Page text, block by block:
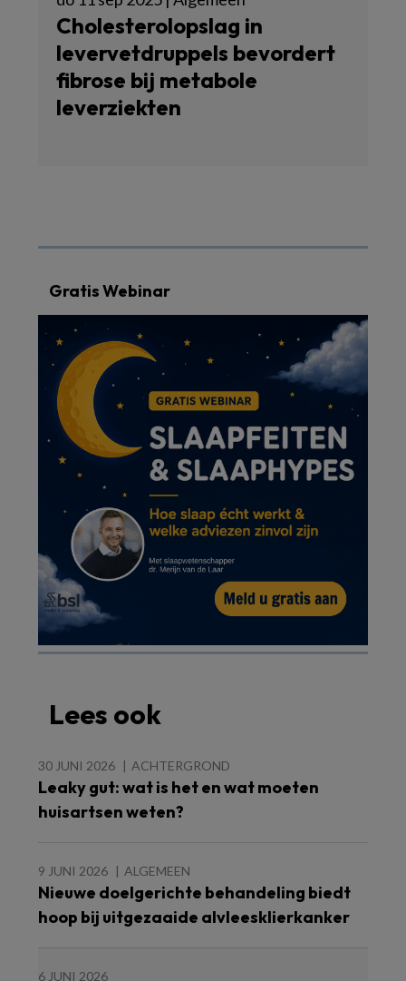
Cholesterolopslag in
levervetdruppels bevordert
fibrose bij metabole
leverziekten
Gratis Webinar
Lees ook
30 JUNI 2026 ACHTERGROND
Leaky gut: wat is het en wat moeten
huisartsen weten?
9 JUNI 2026 ALGEMEEN
Nieuwe doelgerichte behandeling biedt
hoop bij uitgezaaide alvleesklierkanker
6 JUNI 2026